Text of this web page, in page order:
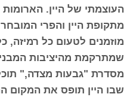
העוצמתי של היין. הארומות
מתקופת היין והפרי
מוזמנים לטעום כל רמיזה,
שמתרקמת מהיציבות
מסדרת "גבעות מצדה,"
שבו היין תופס את המקום